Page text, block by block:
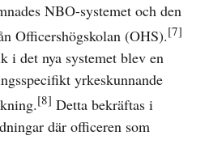
NBO-systemet och den
Officershögskolan (OHS).[7]
i det nya systemet blev en
yrkeskunnande
[8] Detta bekräftas i
där officeren som